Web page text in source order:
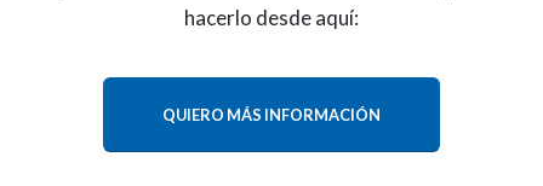
hacerlo desde aquí:
QUIERO MÁS INFORMACIÓN